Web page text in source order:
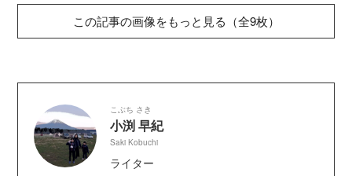
この記事の画像をもっと見る（全9枚）
こぶち さき
小渕 早紀
Saki Kobuchi
ライター